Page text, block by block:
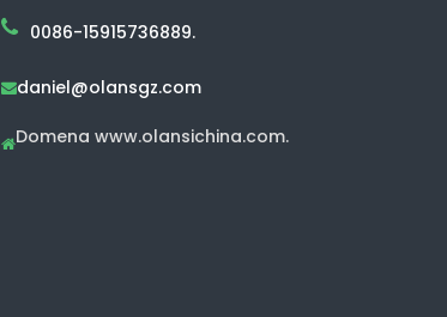
0086-15915736889.
daniel@olansgz.com
Domena www.olansichina.com.